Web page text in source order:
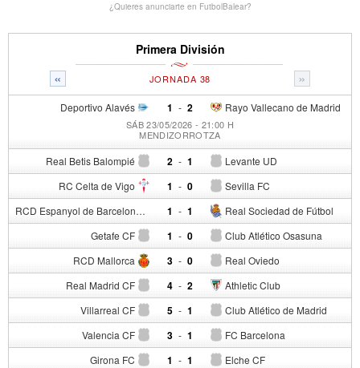
¿Quieres anunciarte en FutbolBalear?
Primera División
« »
JORNADA 38
Deportivo Alavés 1 - Rayo Vallecano de Madrid
2
SÁB 23/05/2026 - 21:00 H
MENDIZORROTZA
Real Betis Balompié 2 - Levante UD
1
RC Celta de Vigo 1 - Sevilla FC
0
RCD Espanyol de Barcelona 1 - Real Sociedad de Fútbol
1
Getafe CF 1 - Club Atlético Osasuna
0
RCD Mallorca 3 - Real Oviedo
0
Real Madrid CF 4 - Athletic Club
2
Villarreal CF 5 - Club Atlético de Madrid
1
Valencia CF 3 - FC Barcelona
1
Girona FC 1 - Elche CF
1